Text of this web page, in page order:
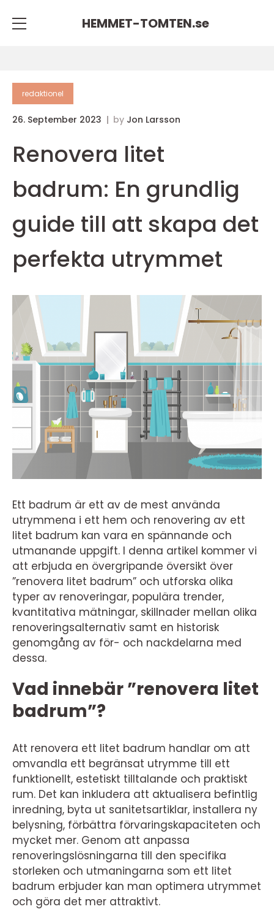
HEMMET-TOMTEN.se
redaktionel
26. September 2023 by Jon Larsson
Renovera litet
badrum: En grundlig
guide till att skapa det
perfekta utrymmet
Ett badrum är ett av de mest använda
utrymmena i ett hem och renovering av ett
litet badrum kan vara en spännande och
utmanande uppgift. I denna artikel kommer vi
att erbjuda en övergripande översikt över
”renovera litet badrum” och utforska olika
typer av renoveringar, populära trender,
kvantitativa mätningar, skillnader mellan olika
renoveringsalternativ samt en historisk
genomgång av för- och nackdelarna med
dessa.
Vad innebär ”renovera litet
badrum”?
Att renovera ett litet badrum handlar om att
omvandla ett begränsat utrymme till ett
funktionellt, estetiskt tilltalande och praktiskt
rum. Det kan inkludera att aktualisera befintlig
inredning, byta ut sanitetsartiklar, installera ny
belysning, förbättra förvaringskapaciteten och
mycket mer. Genom att anpassa
renoveringslösningarna till den specifika
storleken och utmaningarna som ett litet
badrum erbjuder kan man optimera utrymmet
och göra det mer attraktivt.